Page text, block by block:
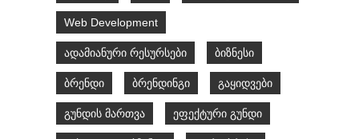
Web Development
ადამიანური რესურსები ბიზნესი
ბრენდი ბრენდინგი გაყიდვები
გუნდის მართვა ეფექტური გუნდი